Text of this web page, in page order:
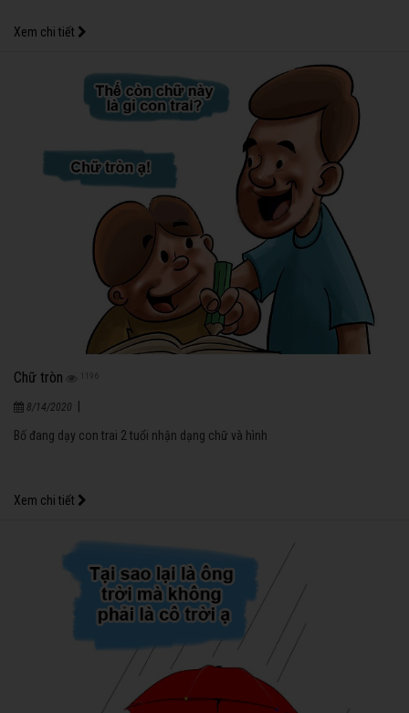
Xem chi tiết
Chữ tròn 1196
8/14/2020
Bố đang dạy con trai 2 tuổi nhận dạng chữ và hình
Xem chi tiết